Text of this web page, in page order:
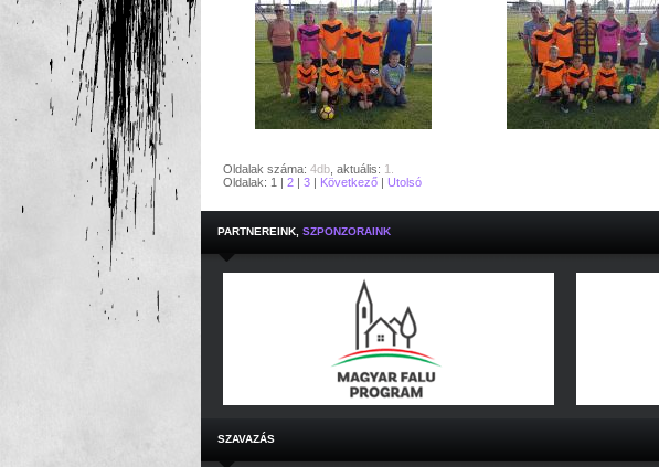
Oldalak száma: 4db , aktuális: 1.
Oldalak: 1 | 2 | 3 | Következő | Utolsó
PARTNEREINK, SZPONZORAINK
SZAVAZÁS